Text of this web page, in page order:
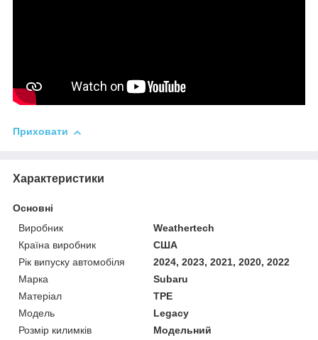
Приховати
Характеристики
Основні
Виробник
Weathertech
Країна виробник
США
Рік випуску автомобіля
2024, 2023, 2021, 2020, 2022
Марка
Subaru
Матеріал
TPE
Модель
Legacy
Розмір килимків
Модельний